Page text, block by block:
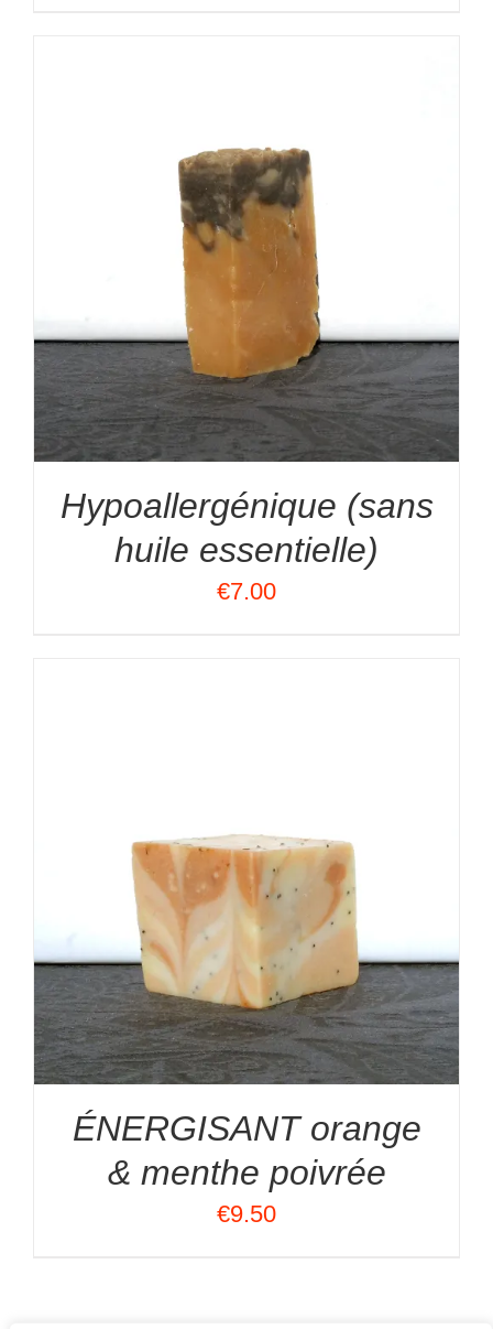
Hypoallergénique (sans
huile essentielle)
€7.00
ÉNERGISANT orange
& menthe poivrée
€9.50